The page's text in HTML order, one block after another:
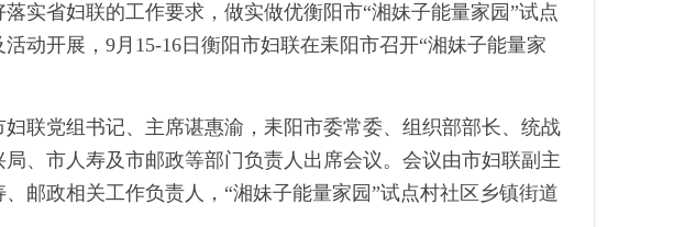
实省妇联的工作要求，做实做优衡阳市“湘妹子能量家园”试点
动开展，9月15-16日衡阳市妇联在耒阳市召开“湘妹子能量家
联党组书记、主席谌惠渝，耒阳市委常委、组织部部长、统战
、市人寿及市邮政等部门负责人出席会议。会议由市妇联副主
邮政相关工作负责人，“湘妹子能量家园”试点村社区乡镇街道